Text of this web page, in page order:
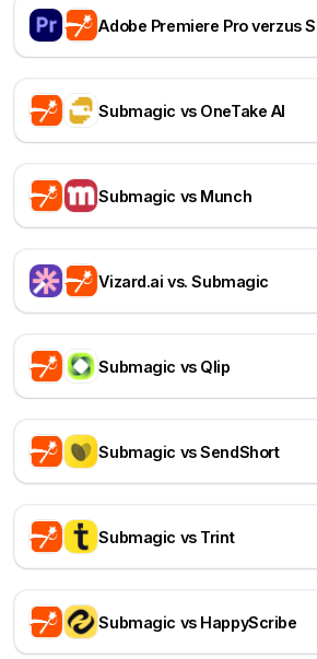
Adobe Premiere Pro verzus
Submagic vs OneTake AI
Submagic vs Munch
Vizard.ai vs. Submagic
Submagic vs Qlip
Submagic vs SendShort
Submagic vs Trint
Submagic vs HappyScribe